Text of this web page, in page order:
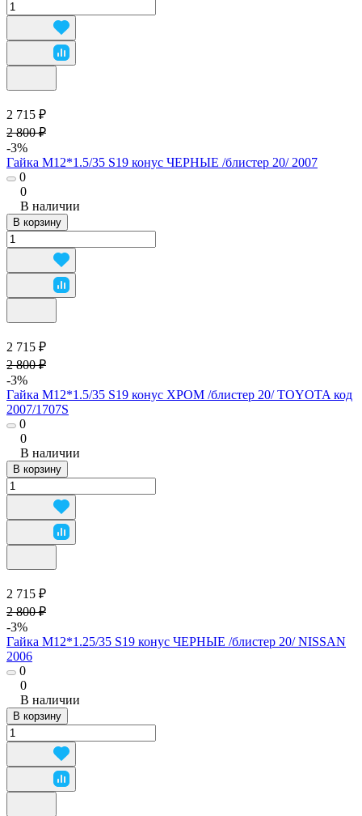
2 715 ₽
2 800 ₽
-3%
Гайка М12*1.5/35 S19 конус ЧЕРНЫЕ /блистер 20/ 2007
0
0
В наличии
В корзину
2 715 ₽
2 800 ₽
-3%
Гайка М12*1.5/35 S19 конус ХРОМ /блистер 20/ TOYOTA код
2007/1707S
0
0
В наличии
В корзину
2 715 ₽
2 800 ₽
-3%
Гайка М12*1.25/35 S19 конус ЧЕРНЫЕ /блистер 20/ NISSAN
2006
0
0
В наличии
В корзину